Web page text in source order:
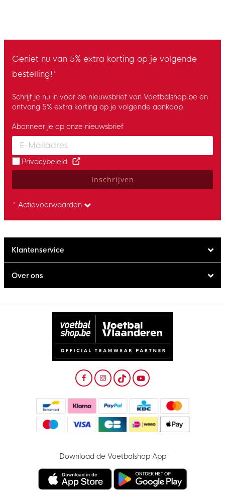
Geniet nu van 5% extra korting op je volgende
bestelling!*
Schrijf je nu in voor de nieuwsbrief van Voetbalshop.be en
ontvang 5% extra korting op je volgende aankoop.
Enter your email and accept the privacy policy to subscribe to
Abonneer je op onze nieuwsbrief
Privacybeleid
Inschrijven
* Actievoorwaarden
Klantenservice
Over ons
Download de Voetbalshop App